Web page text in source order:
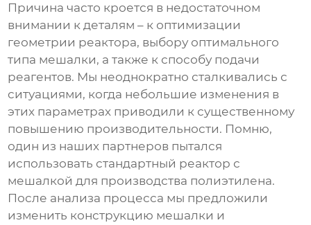
Причина часто кроется в недостаточном
внимании к деталям – к оптимизации
геометрии реактора, выбору оптимального
типа мешалки, а также к способу подачи
реагентов. Мы неоднократно сталкивались с
ситуациями, когда небольшие изменения в
этих параметрах приводили к существенному
повышению производительности. Помню,
один из наших партнеров пытался
использовать стандартный реактор с
мешалкой для производства полиэтилена.
После анализа процесса мы предложили
изменить конструкцию мешалки и